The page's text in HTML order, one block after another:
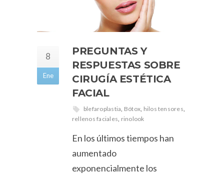
8
Ene
PREGUNTAS Y
RESPUESTAS SOBRE
CIRUGÍA ESTÉTICA
FACIAL
blefaroplastia, Bótox, hilos tensores,
rellenos faciales, rinolook
En los últimos tiempos han
aumentado
exponencialmente los